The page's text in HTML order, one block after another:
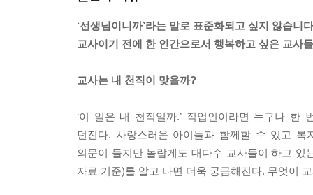
떨어지지 않냐’는 의문도 담겨 있다. 이처럼 유튜
을 것’이라고 교육받은 아이들에게 새로운 의문을
극적으로 정보통신의 발달을 껴안아 맞이해야
교육과정을 개발하는 교육과정 코디이자 매니저
될 것이다. 학생과 함께 탐구하고 배우며 성장하
---「AI는 정말로 교사를 대체할까」중에서
‘선생님이니까’라는 말로 표준화되고 싶지 않습니다
교사이기 전에 한 인간으로서 행복하고 싶은 교사
교사는 내 천직이 맞을까?
‘이 일은 내 천직일까.’ 직업인이라면 누구나
던진다. 사랑스러운 아이들과 함께할 수 있고
의문이 들지만 놀랍게도 대다수 교사들이 하고 있
자료 기준)를 알고 나면 더욱 궁금해진다. 무엇이